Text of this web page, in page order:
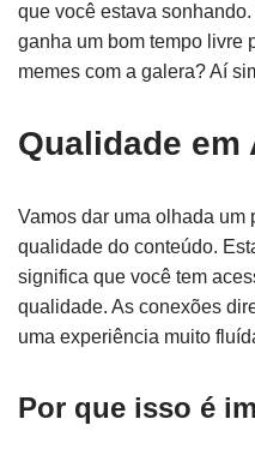
que você estava
ganha um bom tempo livre
memes com a galera? Aí
Qualidade em
Vamos dar uma olhada um
qualidade do conteúdo.
significa que você tem
qualidade. As conexões
uma experiência muito
Por que isso é